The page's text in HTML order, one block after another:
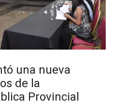
una nueva
de la
Provincial